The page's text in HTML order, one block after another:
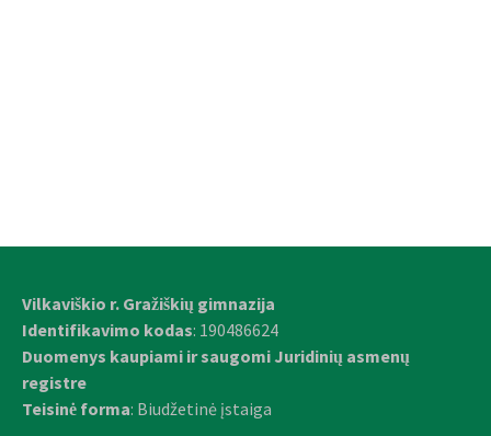
Vilkaviškio r. Gražiškių gimnazija
Identifikavimo kodas: 190486624
Duomenys kaupiami ir saugomi Juridinių asmenų
registre
Teisinė forma: Biudžetinė įstaiga